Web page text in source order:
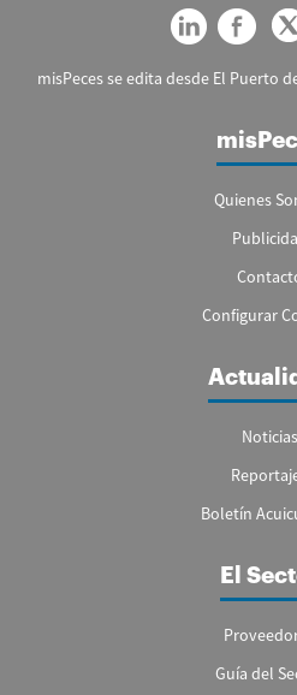
misPeces se edita desde El Puerto
Quienes
Configurar
Noticias
Boletín
El
Guía del